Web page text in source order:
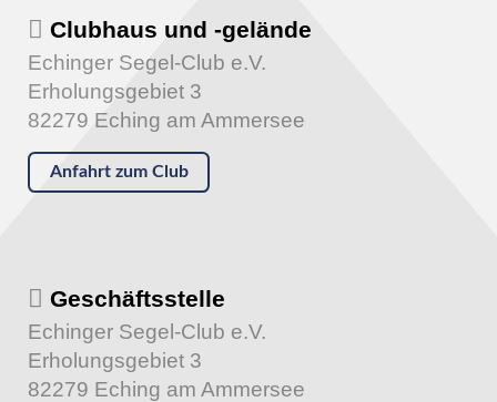
Clubhaus und -gelände
Echinger Segel-Club e.V.
Erholungsgebiet 3
82279 Eching am Ammersee
Anfahrt zum Club
Geschäftsstelle
Echinger Segel-Club e.V.
Erholungsgebiet 3
82279 Eching am Ammersee